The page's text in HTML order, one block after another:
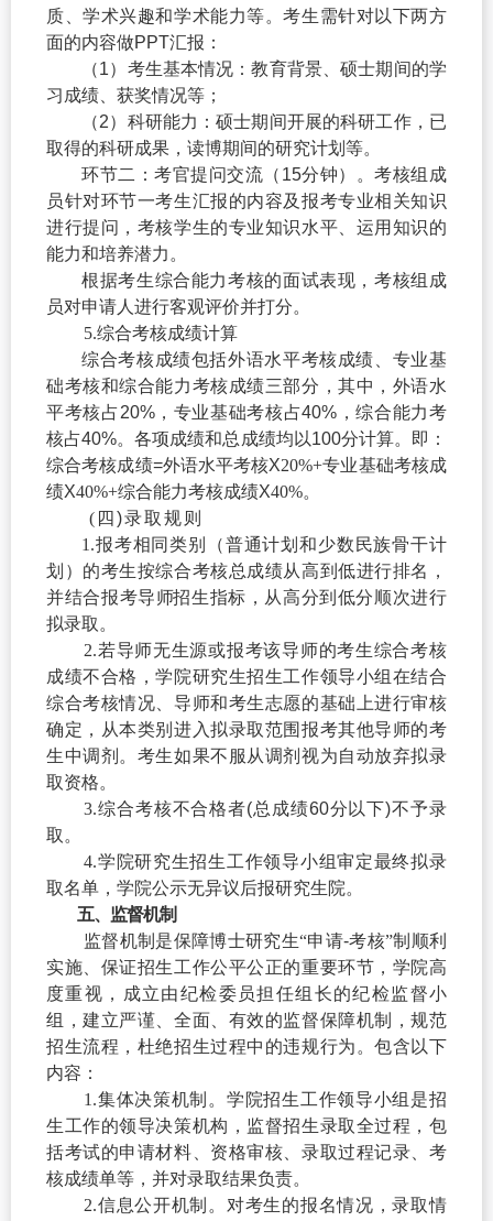
质、学术兴趣和学术能力等。考生需针对以下两方
面的内容做PPT汇报：
（1）考生基本情况：教育背景、硕士期间的学
习成绩、获奖情况等；
（2）科研能力：硕士期间开展的科研工作，已
取得的科研成果，读博期间的研究计划等。
环节二：考官提问交流（ 15分钟）。考核组成
员针对环节一考生汇报的内容及报考专业相关知识
进行提问，考核学生的专业知识水平、运用知识的
能力和培养潜力。
根据考生综合能力考核的面试表现，考核组成
员对申请人进行客观评价并打分。
5.综合考核成绩计算
综合考核成绩包括外语水平考核成绩、专业基
础考核和综合能力考核成绩三部分，其中，外语水
平考核占20%，专业基础考核占40% ，综合能力考
核占40%。各项成绩和总成绩均以100分计算。即：
综合考核成绩=外语水平考核X20%+专业基础考核成
绩X40%+综合能力考核成绩X40%。
( 四)录取规则
1.报考相同类别
（普通计划和少数民族骨干计
划） 的考生按综合考核总成绩从高到低进行排名，
并结合报考导师招生指标，从高分到低分顺次进行
拟录取。
2.若导师无生源或报考该导师的考生综合考核
成绩不合格，学院研究生招生工作领导小组 在结合
综合考核情况、导师和考生志愿的基础上进行审核
确定 ， 从本类别进入拟录取范围报考其他导师的考
生中调剂。 考生如果不服从调剂视为自动放弃拟录
取资格。
3.综合考核不合格者(总成绩60分以下)不予录
取。
4.学院研究生招生工作领导小组审定最终拟录
取名单，学院公示无异议后报研究生院。
五、监督机制
监督机制是保障博士研究生“申请-考核”制顺利
实施、保证招生工作公平公正的重要环节，学院高
度重视，成立由纪检委员担任组长的纪检监督小
组，建立严谨、全面、有效的监督保障机制，规范
招生流程，杜绝招生过程中的违规行为。包含以下
内容：
1.集体决策机制。学院招生工作领导小组是招
生工作的领导决策机构，监督招生录取全过程，包
括考试的申请材料、资格审核、录取过程记录、考
核成绩单等，并对录取结果负责。
2.信息公开机制。对考生的报名情况，录取情